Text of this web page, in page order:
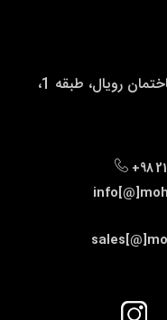
تهران، اقدسیه، نرسیده به لنگری، ساختمان رویال، طبقه 1،
+98 21